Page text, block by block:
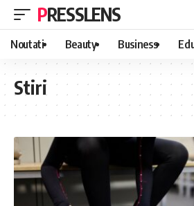
PRESSLENS
Noutati Beauty Business
Stiri